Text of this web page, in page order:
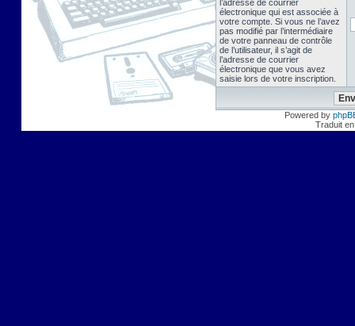
l’adresse de courrier
électronique qui est associée à
votre compte. Si vous ne l’avez
pas modifié par l’intermédiaire
de votre panneau de contrôle
de l’utilisateur, il s’agit de
l’adresse de courrier
électronique que vous avez
saisie lors de votre inscription.
Powered by
Traduit